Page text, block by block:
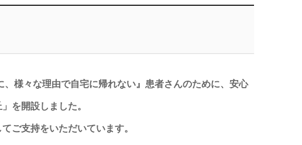
様々な理由で自宅に帰れない』患者さんのために、安心
を開設しました。
ご支持をいただいています。